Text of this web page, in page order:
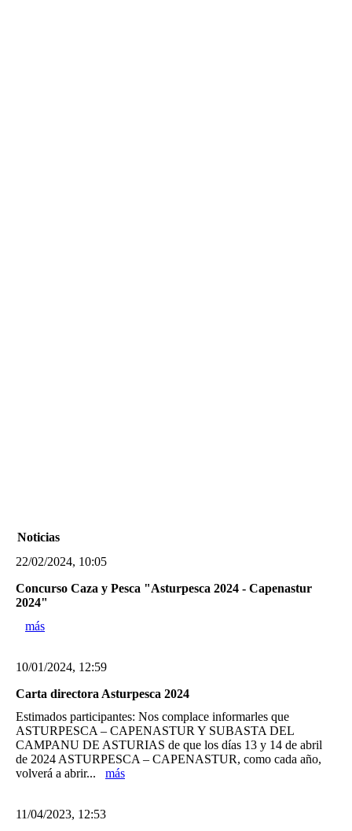
Noticias
22/02/2024, 10:05
Concurso Caza y Pesca "Asturpesca 2024 - Capenastur
2024"
más
10/01/2024, 12:59
Carta directora Asturpesca 2024
Estimados participantes: Nos complace informarles que
ASTURPESCA – CAPENASTUR Y SUBASTA DEL
CAMPANU DE ASTURIAS de que los días 13 y 14 de abril
de 2024 ASTURPESCA – CAPENASTUR, como cada año,
volverá a abrir... más
11/04/2023, 12:53